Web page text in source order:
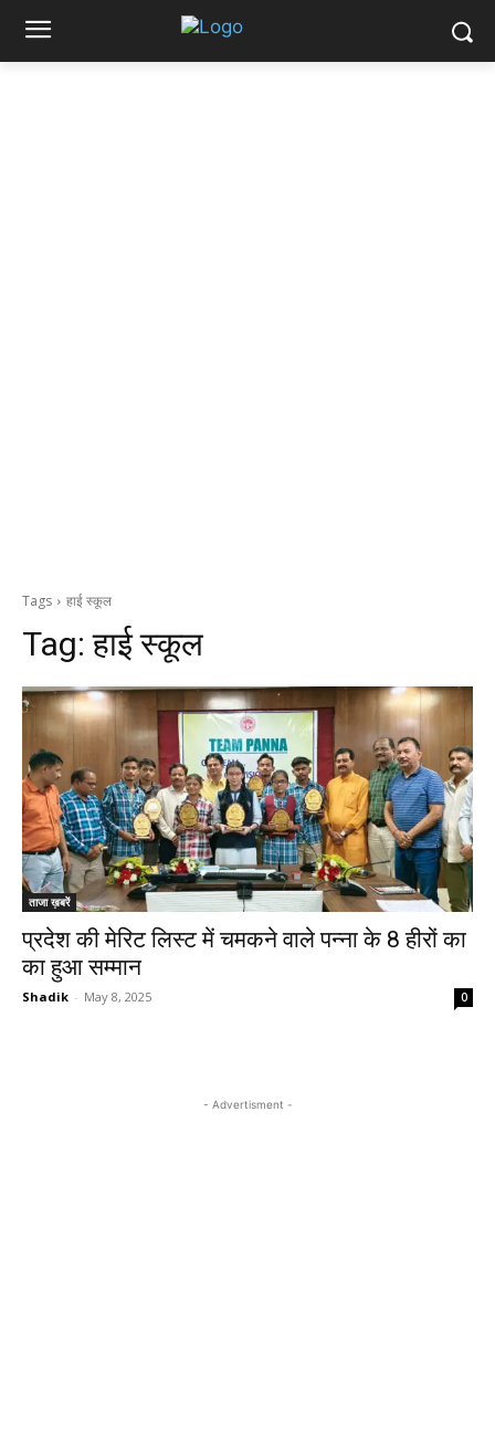
Tags हाई स्कूल
Tag:हाई स्कूल
ताजा ख़बरें
प्रदेश की मेरिट लिस्ट में चमकने वाले पन्ना के 8 हीरों का
का हुआ सम्मान
Shadik - May 8, 2025 0
- Advertisment -